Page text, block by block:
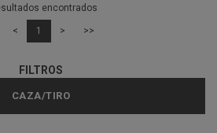
encontrados
< 1 > >>
FILTROS
CAZA/TIRO